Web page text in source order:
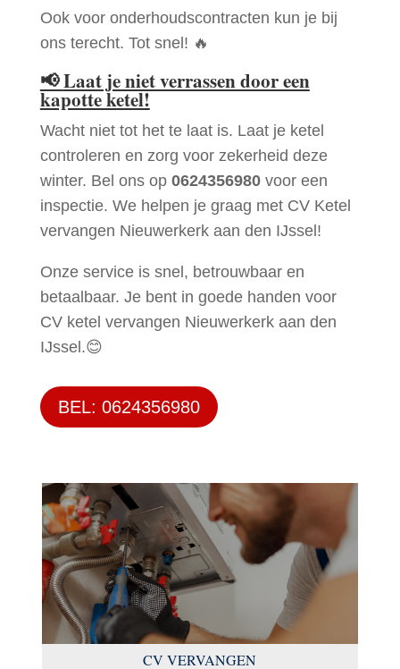
Ook voor onderhoudscontracten kun je bij
ons terecht. Tot snel! 🔥
📢Laat je niet verrassen door een
kapotte ketel!
Wacht niet tot het te laat is. Laat je ketel
controleren en zorg voor zekerheid deze
winter. Bel ons op 0624356980voor een
inspectie. We helpen je graag met CV Ketel
vervangen Nieuwerkerk aan den IJssel!
Onze service is snel, betrouwbaar en
betaalbaar. Je bent in goede handen voor
CV ketel vervangen Nieuwerkerk aan den
IJssel.😊
BEL: 0624356980
CV VERVANGEN